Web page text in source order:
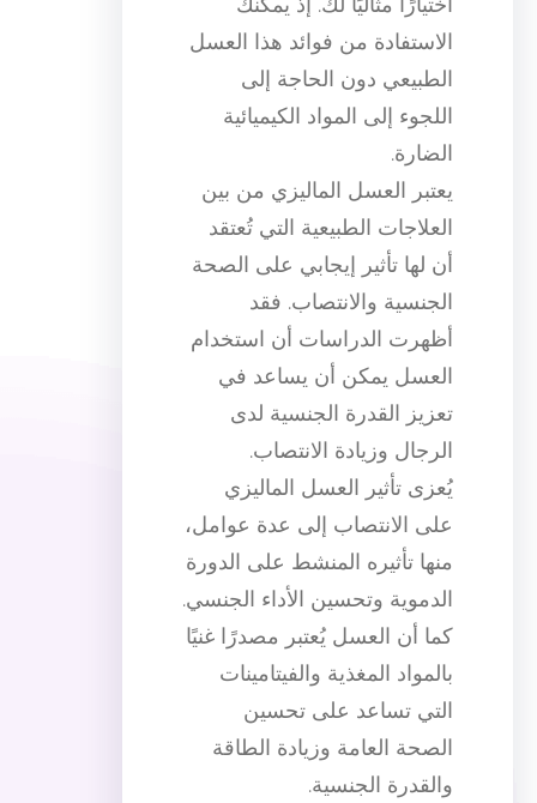
الاستفادة من فوائد هذا العسل
الطبيعي دون الحاجة إلى
اللجوء إلى المواد الكيميائية
الضارة.
يعتبر العسل الماليزي من بين
العلاجات الطبيعية التي تُعتقد
أن لها تأثير إيجابي على الصحة
الجنسية والانتصاب. فقد
أظهرت الدراسات أن استخدام
العسل يمكن أن يساعد في
تعزيز القدرة الجنسية لدى
الرجال وزيادة الانتصاب.
يُعزى تأثير العسل الماليزي
على الانتصاب إلى عدة عوامل،
منها تأثيره المنشط على الدورة
الدموية وتحسين الأداء الجنسي.
كما أن العسل يُعتبر مصدرًا غنيًا
بالمواد المغذية والفيتامينات
التي تساعد على تحسين
الصحة العامة وزيادة الطاقة
والقدرة الجنسية.